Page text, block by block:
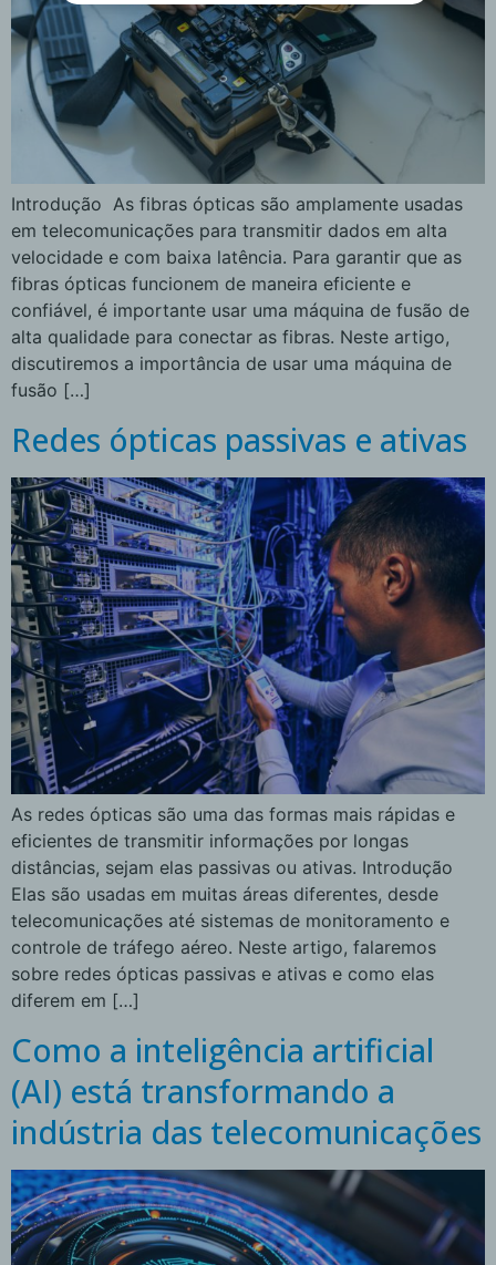
Introdução As fibras ópticas são amplamente usadas
em telecomunicações para transmitir dados em alta
velocidade e com baixa latência. Para garantir que as
fibras ópticas funcionem de maneira eficiente e
confiável, é importante usar uma máquina de fusão de
alta qualidade para conectar as fibras. Neste artigo,
discutiremos a importância de usar uma máquina de
fusão […]
Redes ópticas passivas e ativas
As redes ópticas são uma das formas mais rápidas e
eficientes de transmitir informações por longas
distâncias, sejam elas passivas ou ativas. Introdução
Elas são usadas em muitas áreas diferentes, desde
telecomunicações até sistemas de monitoramento e
controle de tráfego aéreo. Neste artigo, falaremos
sobre redes ópticas passivas e ativas e como elas
diferem em […]
Como a inteligência artificial
(AI) está transformando a
indústria das telecomunicações